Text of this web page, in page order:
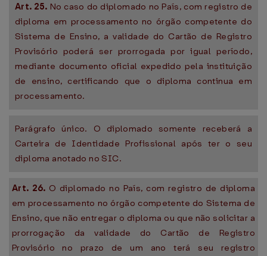
Art. 25. No caso do diplomado no País, com registro de
diploma em processamento no órgão competente do
Sistema de Ensino, a validade do Cartão de Registro
Provisório poderá ser prorrogada por igual período,
mediante documento oficial expedido pela instituição
de ensino, certificando que o diploma continua em
processamento.
Parágrafo único. O diplomado somente receberá a
Carteira de Identidade Profissional após ter o seu
diploma anotado no SIC.
Art. 26. O diplomado no País, com registro de diploma
em processamento no órgão competente do Sistema de
Ensino, que não entregar o diploma ou que não solicitar a
prorrogação da validade do Cartão de Registro
Provisório no prazo de um ano terá seu registro